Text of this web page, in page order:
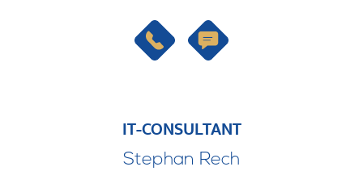
IT-CONSULTANT
Stephan Rech